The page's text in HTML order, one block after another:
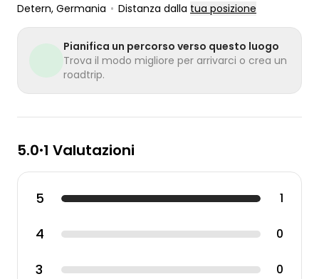
Detern, Germania • Distanza dalla tua posizione
Pianifica un percorso verso questo luogo
Trova il modo migliore per arrivarci o crea un
roadtrip.
5.0•1 Valutazioni
5 1
4 0
3 0